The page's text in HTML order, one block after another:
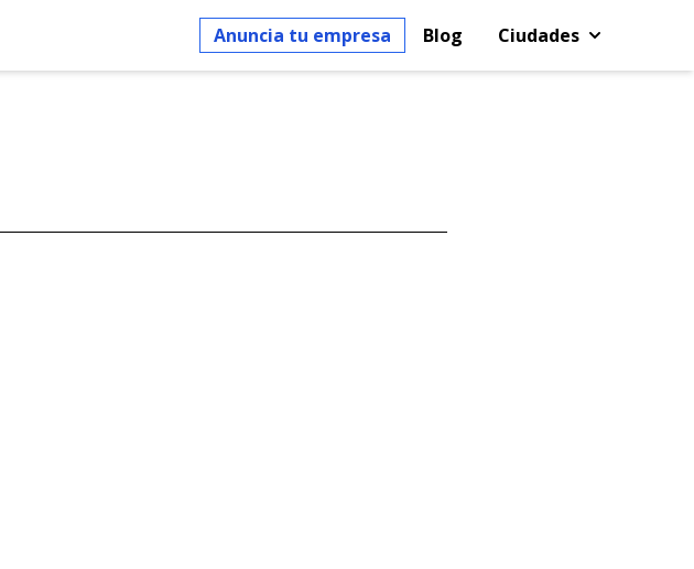
Anuncia tu empresa Blog Ciudades